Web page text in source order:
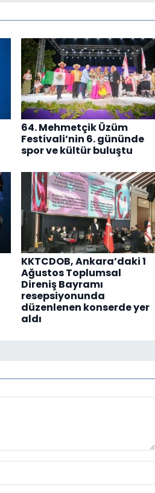
64. Mehmetçik Üzüm
Festivali’nin 6. gününde
spor ve kültür buluştu
KKTCDOB, Ankara’daki 1
Ağustos Toplumsal
Direniş Bayramı
resepsiyonunda
düzenlenen konserde yer
aldı